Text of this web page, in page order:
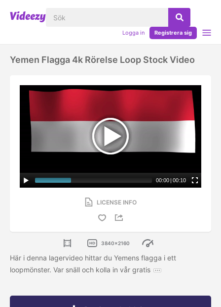
Logga in Registrera sig
Yemen Flagga 4k Rörelse Loop Stock Video
00:00 | 00:10
LICENSE INFO
3840x2160
Här i denna lagervideo hittar du Yemens flagga i ett
loopmönster. Var snäll och kolla in vår gratis